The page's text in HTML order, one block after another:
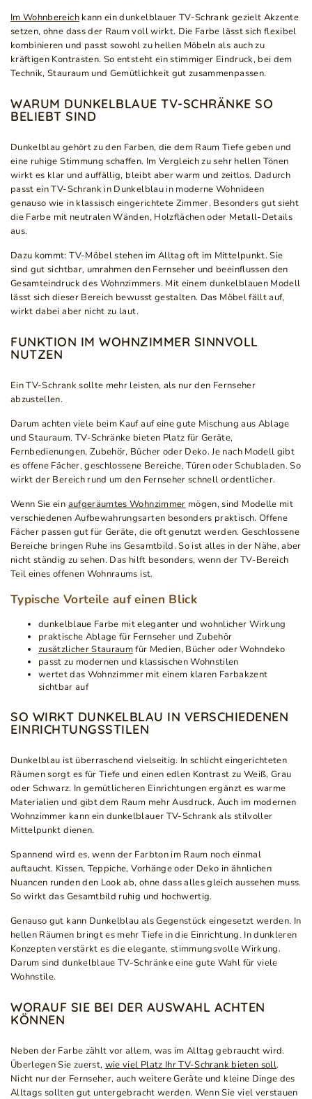
Im Wohnbereichkann ein dunkelblauer TV-Schrank gezielt Akzente
setzen, ohne dass der Raum voll wirkt. Die Farbe lässt sich flexibel
kombinieren und passt sowohl zu hellen Möbeln als auch zu
kräftigen Kontrasten. So entsteht ein stimmiger Eindruck, bei dem
Technik, Stauraum und Gemütlichkeit gut zusammenpassen.
WARUM DUNKELBLAUE TV-SCHRÄNKE SO
BELIEBT SIND
Dunkelblau gehört zu den Farben, die dem Raum Tiefe geben und
eine ruhige Stimmung schaffen. Im Vergleich zu sehr hellen Tönen
wirkt es klar und auffällig, bleibt aber warm und zeitlos. Dadurch
passt ein TV-Schrank in Dunkelblau in moderne Wohnideen
genauso wie in klassisch eingerichtete Zimmer. Besonders gut sieht
die Farbe mit neutralen Wänden, Holzflächen oder Metall-Details
aus.
Dazu kommt: TV-Möbel stehen im Alltag oft im Mittelpunkt. Sie
sind gut sichtbar, umrahmen den Fernseher und beeinflussen den
Gesamteindruck des Wohnzimmers. Mit einem dunkelblauen Modell
lässt sich dieser Bereich bewusst gestalten. Das Möbel fällt auf,
wirkt dabei aber nicht zu laut.
FUNKTION IM WOHNZIMMER SINNVOLL
NUTZEN
Ein TV-Schrank sollte mehr leisten, als nur den Fernseher
abzustellen.
Darum achten viele beim Kauf auf eine gute Mischung aus Ablage
und Stauraum. TV-Schränke bieten Platz für Geräte,
Fernbedienungen, Zubehör, Bücher oder Deko. Je nach Modell gibt
es offene Fächer, geschlossene Bereiche, Türen oder Schubladen. So
wirkt der Bereich rund um den Fernseher schnell ordentlicher.
Wenn Sie ein aufgeräumtes Wohnzimmer mögen, sind Modelle mit
verschiedenen Aufbewahrungsarten besonders praktisch. Offene
Fächer passen gut für Geräte, die oft genutzt werden. Geschlossene
Bereiche bringen Ruhe ins Gesamtbild. So ist alles in der Nähe, aber
nicht ständig zu sehen. Das hilft besonders, wenn der TV-Bereich
Teil eines offenen Wohnraums ist.
Typische Vorteile auf einen Blick
dunkelblaue Farbe mit eleganter und wohnlicher Wirkung
praktische Ablage für Fernseher und Zubehör
zusätzlicher Stauraumfür Medien, Bücher oder Wohndeko
passt zu modernen und klassischen Wohnstilen
wertet das Wohnzimmer mit einem klaren Farbakzent
sichtbar auf
SO WIRKT DUNKELBLAU IN VERSCHIEDENEN
EINRICHTUNGSSTILEN
Dunkelblau ist überraschend vielseitig. In schlicht eingerichteten
Räumen sorgt es für Tiefe und einen edlen Kontrast zu Weiß, Grau
oder Schwarz. In gemütlicheren Einrichtungen ergänzt es warme
Materialien und gibt dem Raum mehr Ausdruck. Auch im modernen
Wohnzimmer kann ein dunkelblauer TV-Schrank als stilvoller
Mittelpunkt dienen.
Spannend wird es, wenn der Farbton im Raum noch einmal
auftaucht. Kissen, Teppiche, Vorhänge oder Deko in ähnlichen
Nuancen runden den Look ab, ohne dass alles gleich aussehen muss.
So wirkt das Gesamtbild ruhig und hochwertig.
Genauso gut kann Dunkelblau als Gegenstück eingesetzt werden. In
hellen Räumen bringt es mehr Tiefe in die Einrichtung. In dunkleren
Konzepten verstärkt es die elegante, stimmungsvolle Wirkung.
Darum sind dunkelblaue TV-Schränke eine gute Wahl für viele
Wohnstile.
WORAUF SIE BEI DER AUSWAHL ACHTEN
KÖNNEN
Neben der Farbe zählt vor allem, was im Alltag gebraucht wird.
Überlegen Sie zuerst, wie viel Platz Ihr TV-Schrank bieten soll.
Nicht nur der Fernseher, auch weitere Geräte und kleine Dinge des
Alltags sollten gut untergebracht werden. Wenn Sie viel verstauen